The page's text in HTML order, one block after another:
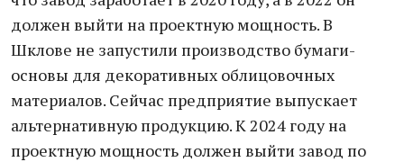
должен выйти на проектную мощность. В
Шклове не запустили производство бумаги-
основы для декоративных облицовочных
материалов. Сейчас предприятие выпускает
альтернативную продукцию. К 2024 году на
проектную мощность должен выйти завод по